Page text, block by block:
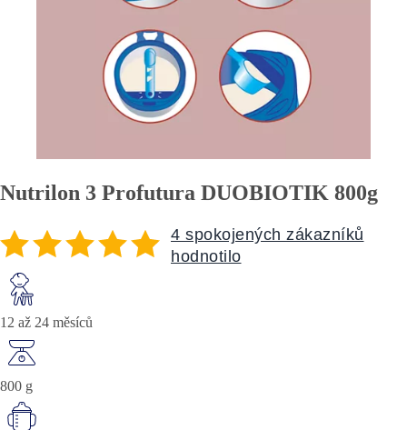
Nutrilon 3 Profutura DUOBIOTIK 800g
4 spokojených zákazníků
hodnotilo
12 až 24 měsíců
800 g